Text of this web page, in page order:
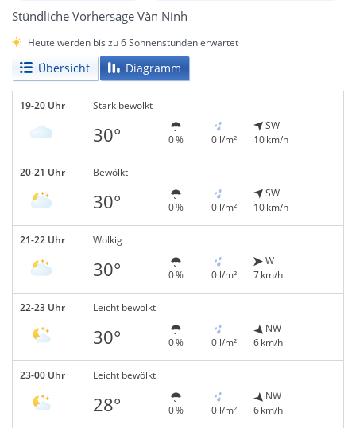
Stündliche Vorhersage Vàn Ninh
Heute werden bis zu 6 Sonnenstunden erwartet
Übersicht Diagramm
19-20 Uhr Stark bewölkt
30° 0 % 0 l/m²
SW
10 km/h
20-21 Uhr Bewölkt
30° 0 % 0 l/m²
SW
10 km/h
21-22 Uhr Wolkig
30° 0 % 0 l/m²
W
7 km/h
22-23 Uhr Leicht bewölkt
30° 0 % 0 l/m²
NW
6 km/h
23-00 Uhr Leicht bewölkt
28° 0 % 0 l/m²
NW
6 km/h